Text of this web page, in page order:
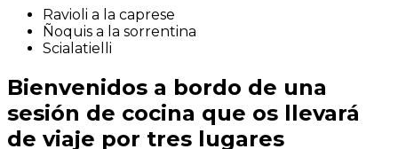
Ravioli a la caprese
Ñoquis a la sorrentina
Scialatielli
Bienvenidos a bordo de una
sesión de cocina que os llevará
de viaje por tres lugares